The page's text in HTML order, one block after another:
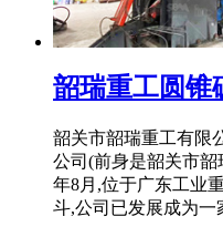
韶瑞重工圆锥
韶关市韶瑞重工有限
公司(前身是韶关市韶
年8月,位于广东工业
斗,公司已发展成为一